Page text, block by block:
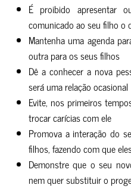
É proibido apresentar
comunicado ao seu filho o
Mantenha uma agenda
outra para os seus filhos
Dê a conhecer a nova
será uma relação ocasional
Evite, nos primeiros
trocar carícias com ele
Promova a interação do
filhos, fazendo com que
Demonstre que o seu
nem quer substituir o